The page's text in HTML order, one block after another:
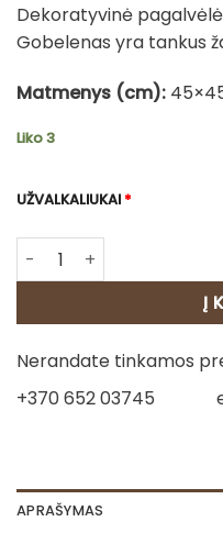
Dekoratyvinė
Gobelenas yra tankus
Matmenys (cm):
Liko 3
UŽVALKALIUKAI*
produkto kiekis:
Į
Nerandate tinkamos
+370 652 03745
APRAŠYMAS